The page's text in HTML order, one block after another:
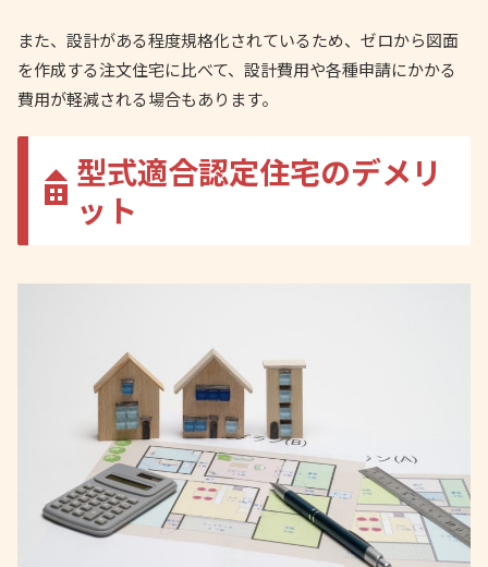
また、設計がある程度規格化されているため、ゼロから図面
を作成する注文住宅に比べて、設計費用や各種申請にかかる
費用が軽減される場合もあります。
型式適合認定住宅のデメリ
ット